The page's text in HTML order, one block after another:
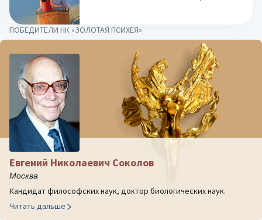
ПОБЕДИТЕЛИ НК «ЗОЛОТАЯ ПСИХЕЯ»
Евгений Николаевич Соколов
Москва
Кандидат философских наук, доктор биологических наук.
Читать дальше